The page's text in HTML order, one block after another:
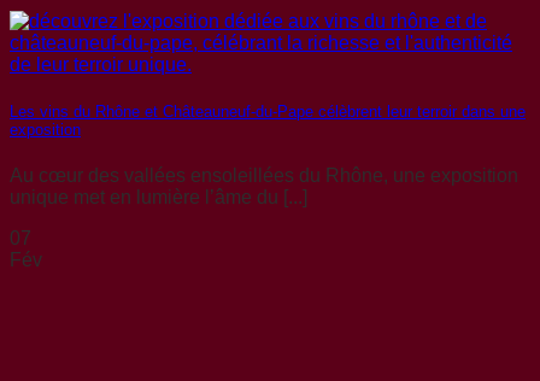
Les vins du Rhône et Châteauneuf-du-Pape célèbrent leur terroir dans une
exposition
Au cœur des vallées ensoleillées du Rhône, une exposition
unique met en lumière l’âme du [...]
07
Fév